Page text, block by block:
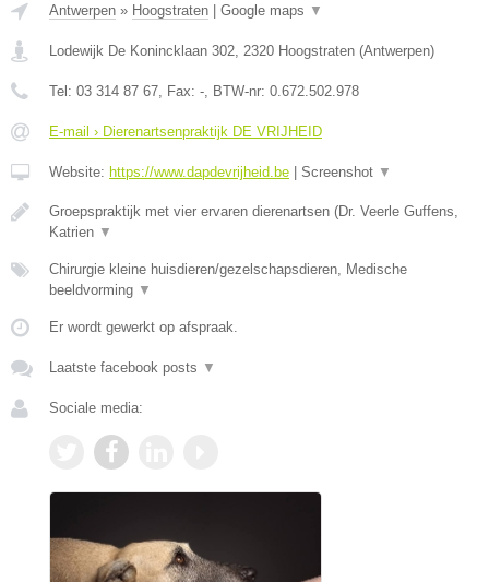
Antwerpen » Hoogstraten Google maps ▼
Lodewijk De Konincklaan 302 2320 Hoogstraten (Antwerpen)
Tel: 03 314 87 67 , Fax: - , BTW-nr: 0.672.502.978
E-mail › Dierenartsenpraktijk DE VRIJHEID
Website: https://www.dapdevrijheid.be Screenshot ▼
Groepspraktijk met vier ervaren dierenartsen (Dr. Veerle Guffens,
Katrien ▼
Chirurgie kleine huisdieren/gezelschapsdieren, Medische
beeldvorming ▼
Er wordt gewerkt op afspraak.
Laatste facebook posts ▼
Sociale media: